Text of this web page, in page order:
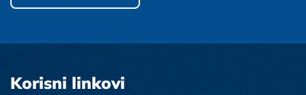
Korisni linkovi